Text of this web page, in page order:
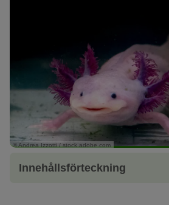
© Andrea Izzotti / stock.adobe.com
Innehållsförteckning